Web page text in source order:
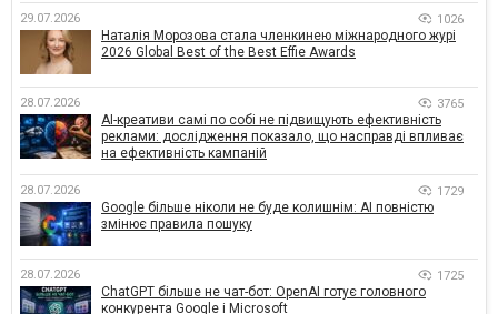
29.07.2026 1026
Наталія Морозова стала членкинею міжнародного журі
2026 Global Best of the Best Effie Awards
28.07.2026 3765
AI-креативи самі по собі не підвищують ефективність
реклами: дослідження показало, що насправді впливає
на ефективність кампаній
28.07.2026 1729
Google більше ніколи не буде колишнім: AI повністю
змінює правила пошуку
28.07.2026 1725
ChatGPT більше не чат-бот: OpenAI готує головного
конкурента Google і Microsoft